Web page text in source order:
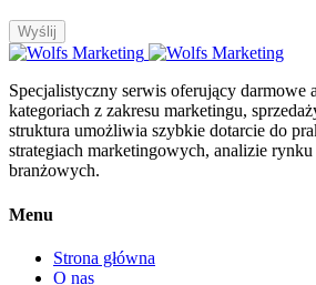
Specjalistyczny serwis oferujący darmowe
kategoriach z zakresu marketingu,
struktura umożliwia szybkie dotarcie do
strategiach marketingowych, analizie
branżowych.
Menu
Strona główna
O nas